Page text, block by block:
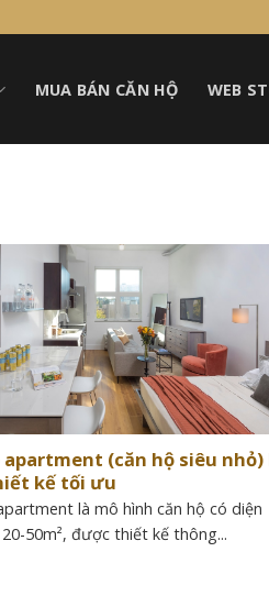
MUA BÁN CĂN HỘ WEB
apartment (căn hộ siêu nhỏ)
kế tối ưu
là mô hình căn hộ có diện
50m², được thiết kế thông...